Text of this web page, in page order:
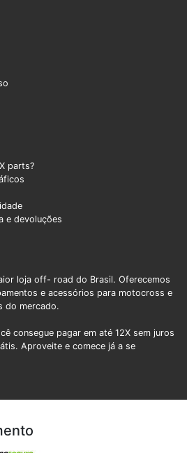
parts?
e devoluções
loja off- road do Brasil. Oferecemos
e acessórios para motocross e
do mercado.
consegue pagar em até 12X sem juros
Aproveite e comece já a se